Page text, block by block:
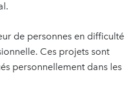
de personnes en difficulté
Ces projets sont
personnellement dans les